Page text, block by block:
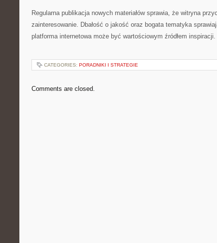
Regularna publikacja nowych materiałów sprawia, że witryna
zainteresowanie. Dbałość o jakość oraz bogata tematyka
platforma internetowa może być wartościowym źródłem inspiracji.
CATEGORIES: PORADNIKI I STRATEGIE
Comments are closed.